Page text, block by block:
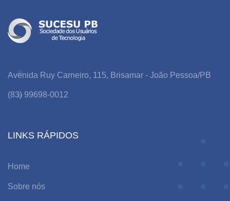
Avenida Ruy Carneiro, 115, Brisamar - João Pessoa/PB
(83) 99698-0012
LINKS RÁPIDOS
Home
Sobre nós